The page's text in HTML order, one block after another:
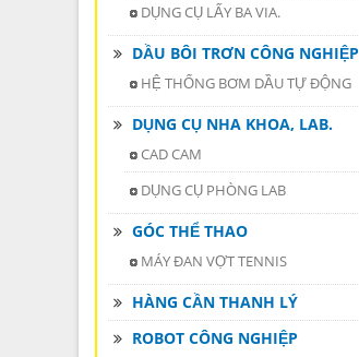
DỤNG CỤ LẤY BA VIA.
DẦU BÔI TRƠN CÔNG NGHIỆP
HỆ THỐNG BƠM DẦU TỰ ĐỘNG
DỤNG CỤ NHA KHOA, LAB.
CAD CAM
DỤNG CỤ PHÒNG LAB
GÓC THỂ THAO
MÁY ĐAN VỢT TENNIS
HÀNG CẦN THANH LÝ
ROBOT CÔNG NGHIỆP